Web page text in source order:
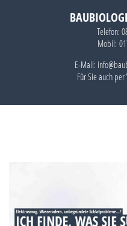
Telefon:
Mobil:
E-Mail:
Für Sie auch per